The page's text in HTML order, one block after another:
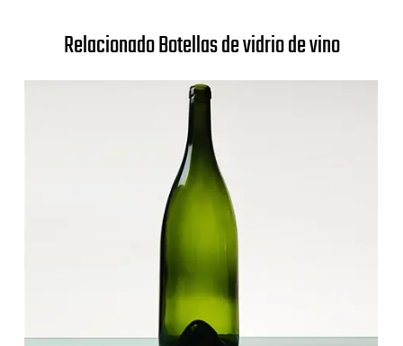
Relacionado Botellas de vidrio de vino